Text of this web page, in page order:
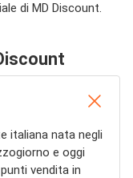
di MD Discount.
italiana nata negli
e oggi
vendita in